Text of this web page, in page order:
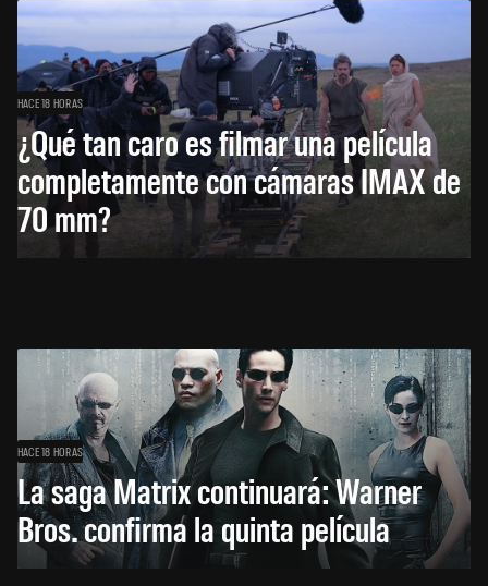
HACE 18 HORAS
¿Qué tan caro es filmar una película
completamente con cámaras IMAX de
70 mm?
HACE 18 HORAS
La saga Matrix continuará: Warner
Bros. confirma la quinta película